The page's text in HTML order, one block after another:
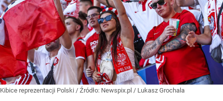
Kibice reprezentacji Polski / Źródło: Newspix.pl / Lukasz Grochala